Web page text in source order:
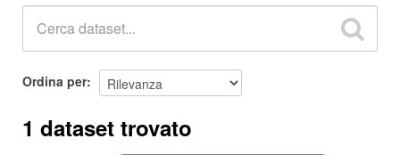
Ordina per
1 dataset trovato